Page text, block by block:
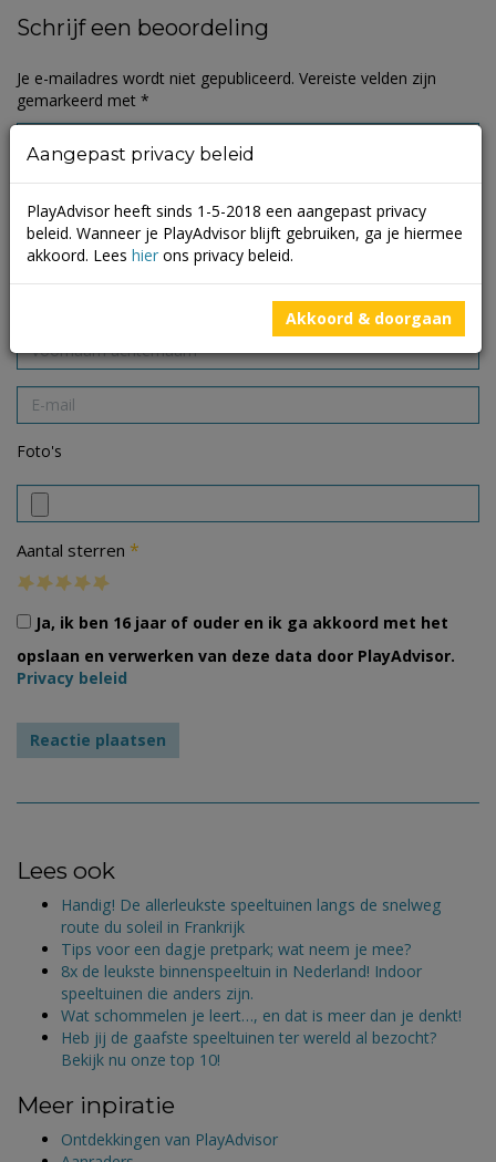
Schrijf een beoordeling
Je e-mailadres wordt niet gepubliceerd. Vereiste velden zijn
gemarkeerd met *
Foto's
Aantal sterren *
Ja, ik ben 16 jaar of ouder en ik ga akkoord met het
opslaan en verwerken van deze data door PlayAdvisor.
Privacy beleid
Lees ook
Handig! De allerleukste speeltuinen langs de snelweg
route du soleil in Frankrijk
Tips voor een dagje pretpark; wat neem je mee?
8x de leukste binnenspeeltuin in Nederland! Indoor
speeltuinen die anders zijn.
Wat schommelen je leert…, en dat is meer dan je denkt!
Heb jij de gaafste speeltuinen ter wereld al bezocht?
Bekijk nu onze top 10!
Meer inpiratie
Ontdekkingen van PlayAdvisor
Aangepast privacy beleid
PlayAdvisor heeft sinds 1-5-2018 een aangepast privacy
beleid. Wanneer je PlayAdvisor blijft gebruiken, ga je hiermee
akkoord. Lees hier ons privacy beleid.
Akkoord & doorgaan